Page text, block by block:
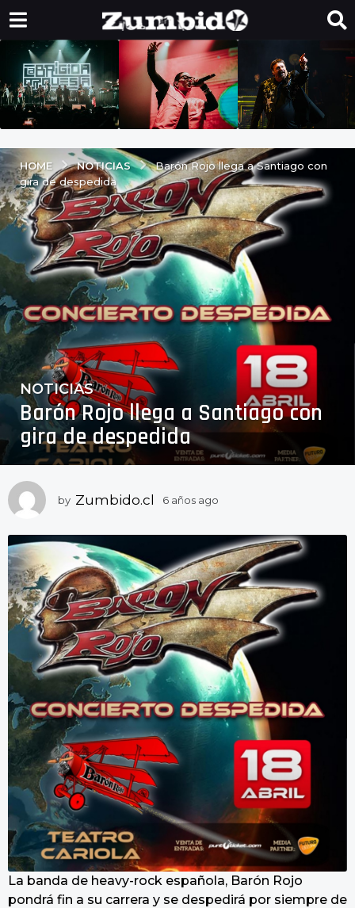
HOME NOTICIAS
Barón Rojo llega a Santiago con
gira de despedida
6
a
o
s
a
g
6
a
ñ
o
s
o
NOTICIAS
Barón Rojo llega a Santiago con
gira de despedida
by Zumbido.cl 6 años ago
o
s
a
g
o
La banda de heavy-rock española, Barón Rojo
pondrá fin a su carrera y se despedirá por siempre de